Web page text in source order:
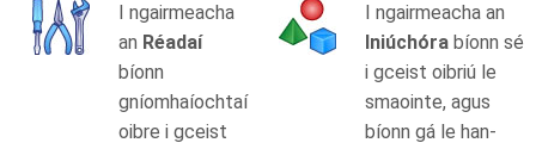
I ngairmeacha
an Réadaí
bíonn
gníomhaíochtaí
oibre i gceist
I ngairmeacha an
Iniúchóra bíonn sé
i gceist oibriú le
smaointe, agus
bíonn gá le han-